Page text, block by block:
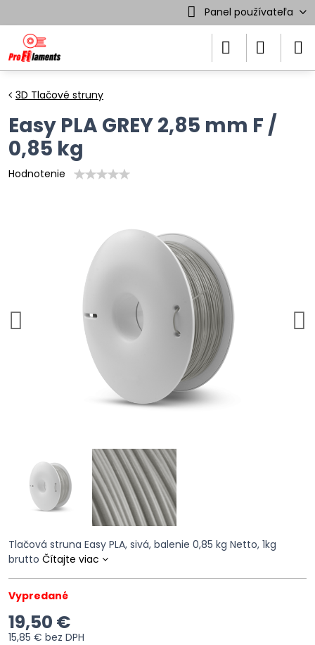
Panel používateľa
3D Tlačové struny
Easy PLA GREY 2,85 mm F /
0,85 kg
Hodnotenie
Tlačová struna Easy PLA, sivá, balenie 0,85 kg Netto, 1kg
brutto Čítajte viac
Vypredané
19,50 €
15,85 € bez DPH